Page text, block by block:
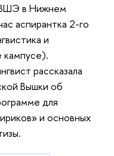
ВШЭ в Нижнем
аспирантка 2-го
и
кампусе).
рассказала
Вышки об
для
и основных